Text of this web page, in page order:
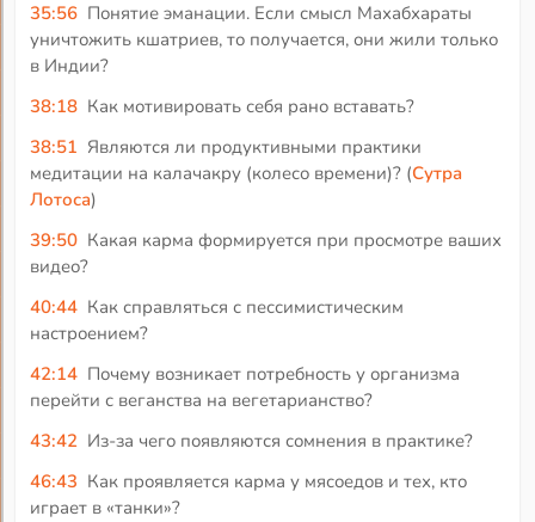
35:56 Понятие эманации. Если смысл Махабхараты
уничтожить кшатриев, то получается, они жили только
в Индии?
38:18 Как мотивировать себя рано вставать?
38:51 Являются ли продуктивными практики
медитации на калачакру (колесо времени)? (Сутра
Лотоса)
39:50 Какая карма формируется при просмотре ваших
видео?
40:44 Как справляться с пессимистическим
настроением?
42:14 Почему возникает потребность у организма
перейти с веганства на вегетарианство?
43:42 Из-за чего появляются сомнения в практике?
46:43 Как проявляется карма у мясоедов и тех, кто
играет в «танки»?